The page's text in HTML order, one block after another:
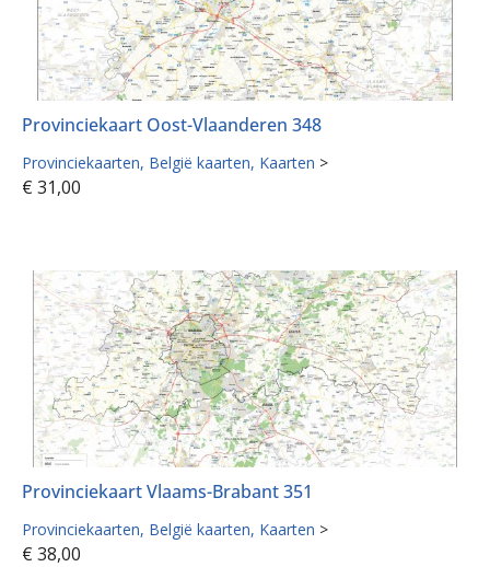
Provinciekaart Oost-Vlaanderen 348
Provinciekaarten België kaarten Kaarten >
€ 31,00
Provinciekaart Vlaams-Brabant 351
Provinciekaarten België kaarten Kaarten >
€ 38,00